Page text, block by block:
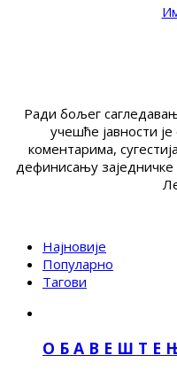
Ради бољег
учешће јавности
коментарима,
дефинисању
Најновије
Популарно
Тагови
О Б А В Е Ш Т Е